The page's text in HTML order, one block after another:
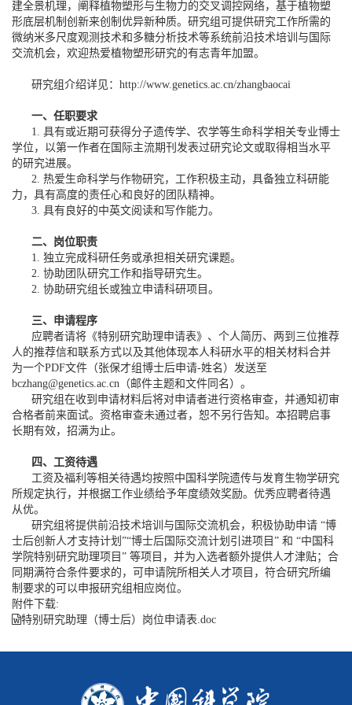
建全景机理，阐释植物塑形与生物力的交叉调控网络，基于植物塑
形底层机制创新来创制优异新种质。研究组可提供研究工作所需的
微纳米多尺度观测技术和多糖分析技术等系统前沿技术培训与国际
交流机会，欢迎热爱植物塑形研究的有志青年加盟。
研究组介绍详见： http://www.genetics.ac.cn/zhangbaocai
一、任职要求
1. 具有或近期可获得分子遗传学、农学等生命科学相关专业博士
学位，以第一作者在国际主流期刊发表过研究论文或取得相当水平
的研究进展。
2. 热爱生命科学与作物研究，工作积极主动，具备独立科研能
力，具有高度的责任心和良好的团队精神。
3. 具有良好的中英文阅读和写作能力。
二、岗位职责
1. 独立完成科研任务或承担相关研究课题。
2. 协助团队研究工作和指导研究生。
2. 协助研究组长或独立申请科研项目。
三、申请程序
应聘者请将《特别研究助理申请表》、个人简历、两到三位推荐
人的推荐信和联系方式以及其他体现本人科研水平的相关材料合并
为一个PDF文件（张保才组博士后申请-姓名）发送至
bczhang@genetics.ac.cn （邮件主题和文件同名）。
研究组在收到申请材料后将对申请者进行资格审查，并通知初审
合格者前来面试。资格审查未通过者，恕不另行告知。本招聘启事
长期有效，招满为止。
四、工资待遇
工资及福利等相关待遇均按照中国科学院遗传与发育生物学研究
所规定执行，并根据工作业绩给予年度绩效奖励。优秀应聘者待遇
从优。
研究组将提供前沿技术培训与国际交流机会，积极协助申请 “博
士后创新人才支持计划”“博士后国际交流计划引进项目” 和 “中国科
学院特别研究助理项目” 等项目，并为入选者额外提供人才津贴；合
同期满符合条件要求的，可申请院所相关人才项目，符合研究所编
制要求的可以申报研究组相应岗位。
附件下载:
特别研究助理（博士后）岗位申请表.doc